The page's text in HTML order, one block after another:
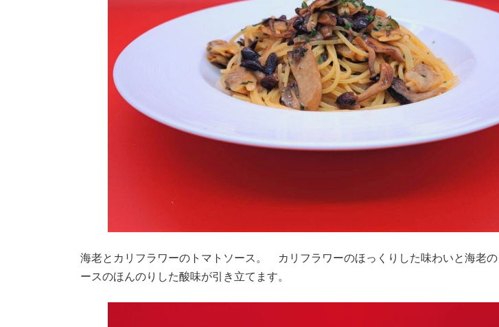
海老とカリフラワーのトマトソース。 カリフラワーのほっくりした味わいと海老の
ースのほんのりした酸味が引き立てます。